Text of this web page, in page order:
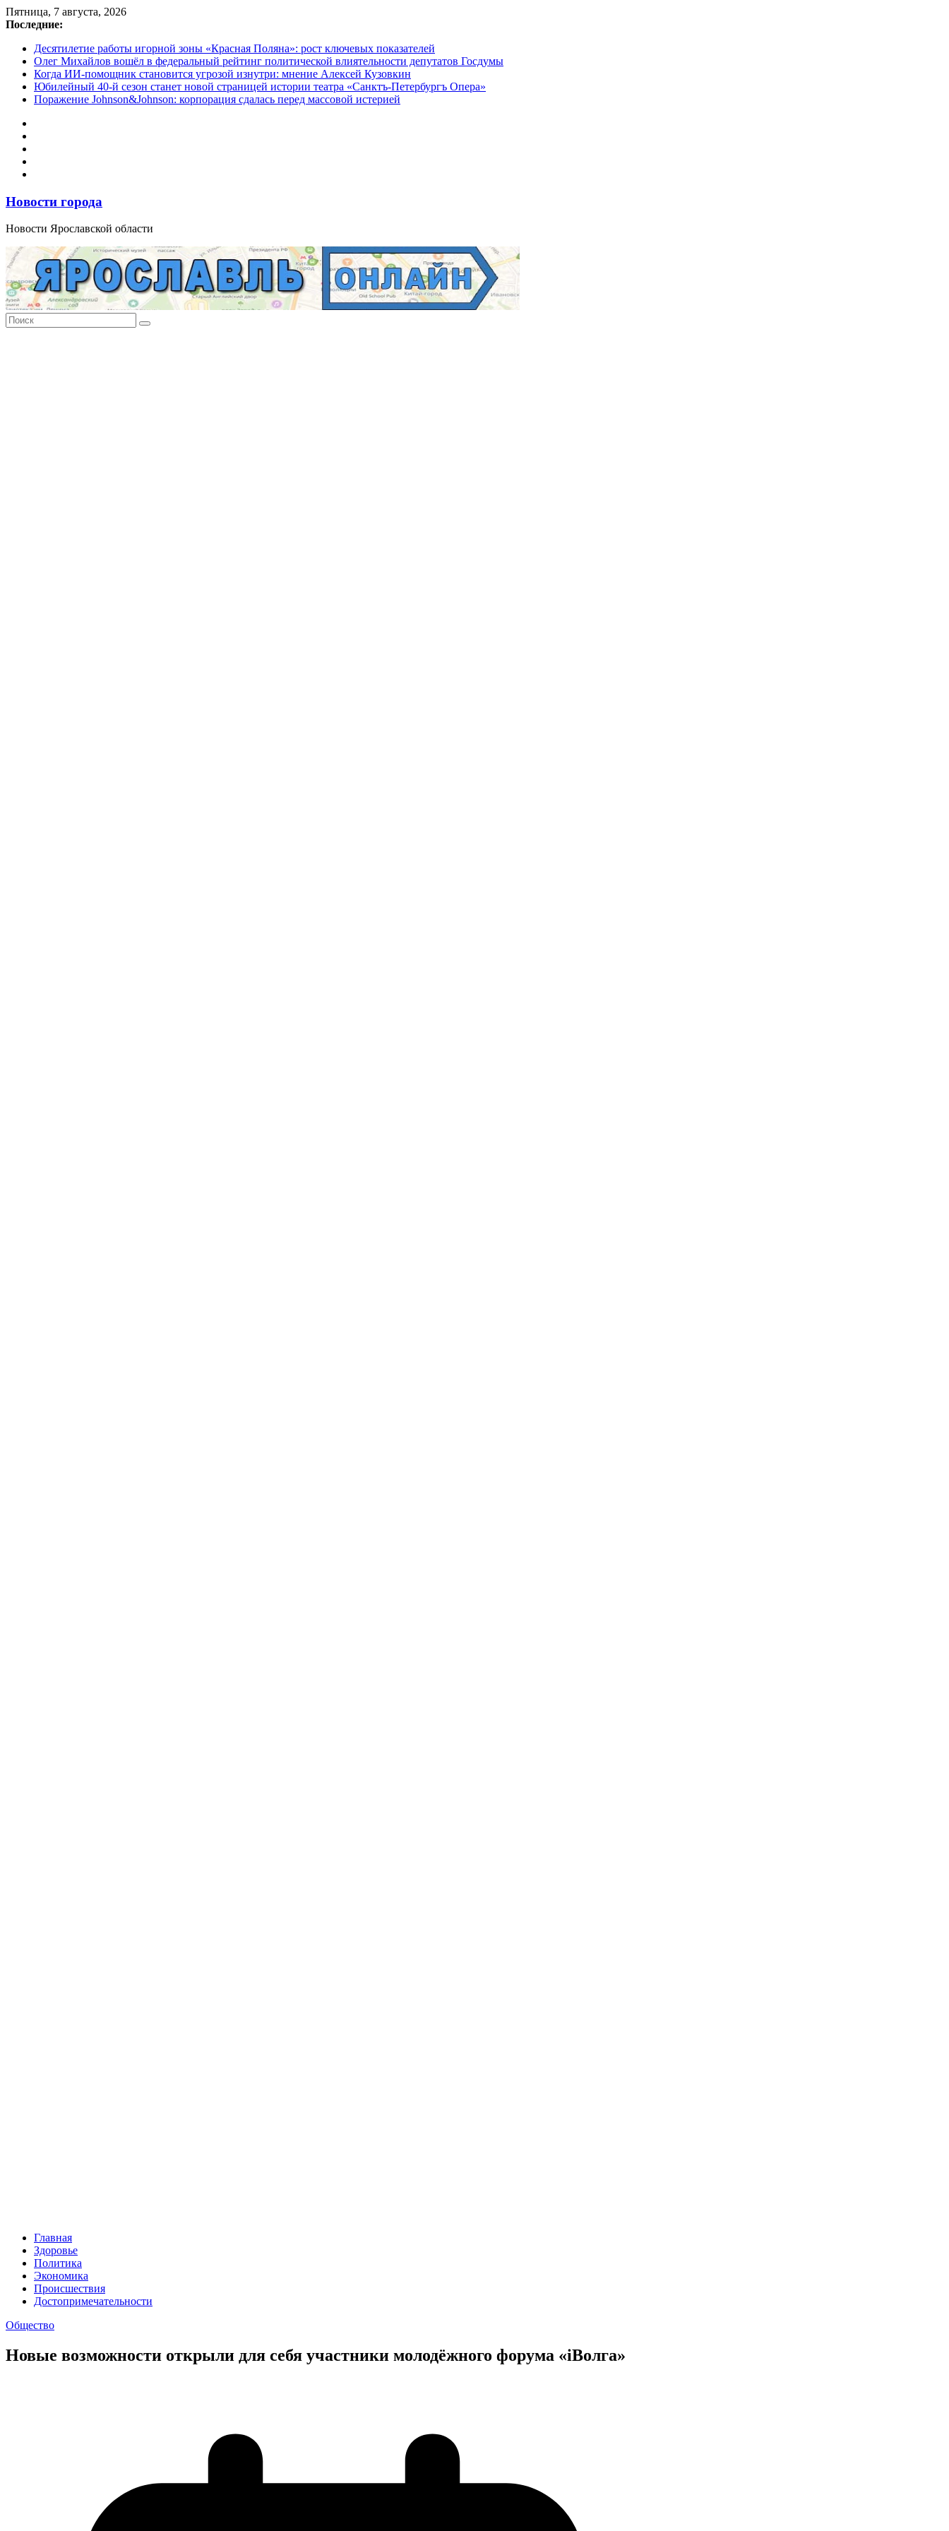
Перейти
к
Пятница, 7 августа, 2026
Последние:
Десятилетие работы игорной зоны «Красная Поляна»: рост ключевых показателей
Олег Михайлов вошёл в федеральный рейтинг политической влиятельности депутатов Госдумы
Когда ИИ-помощник становится угрозой изнутри: мнение Алексей Кузовкин
Юбилейный 40-й сезон станет новой страницей истории театра «Санктъ-Петербургъ Опера»
Поражение Johnson&Johnson: корпорация сдалась перед массовой истерией
Новости города
Новости Ярославской области
Главная
Здоровье
Политика
Экономика
Происшествия
Достопримечательности
Общество
Новые возможности открыли для себя участники молодёжного форума «iВолга»